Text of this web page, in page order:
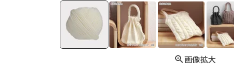
画像拡大